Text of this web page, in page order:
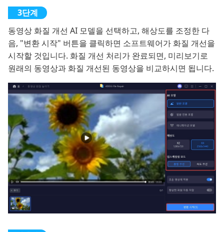
동영상 화질 개선 AI 모델을 선택하고, 해상도를 조정한 다
음, "변환 시작" 버튼을 클릭하면 소프트웨어가 화질 개선을
시작할 것입니다. 화질 개선 처리가 완료되면, 미리보기로
원래의 동영상과 화질 개선된 동영상을 비교하시면 됩니다.